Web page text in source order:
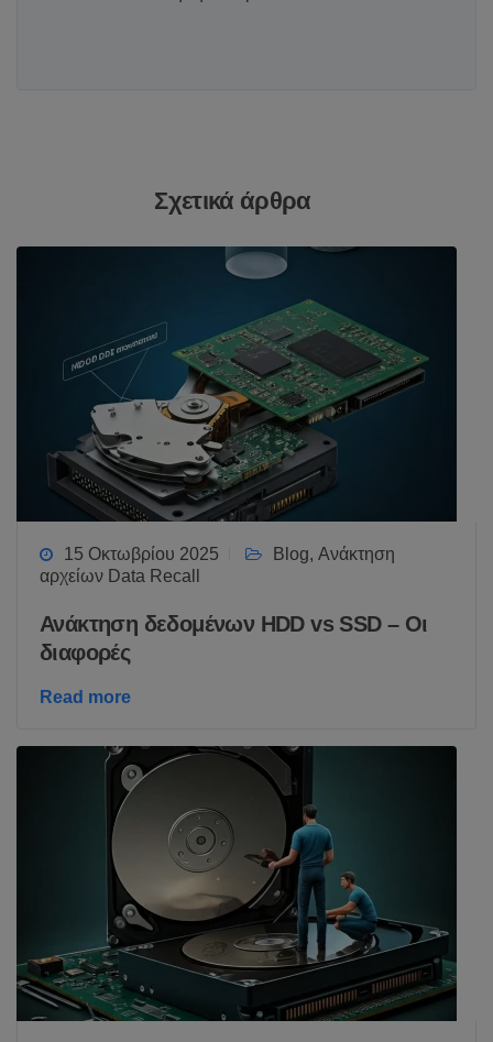
Σχετικά άρθρα
15 Οκτωβρίου 2025 Blog, Ανάκτηση
αρχείων Data Recall
Ανάκτηση δεδομένων HDD vs SSD – Οι
διαφορές
Read more